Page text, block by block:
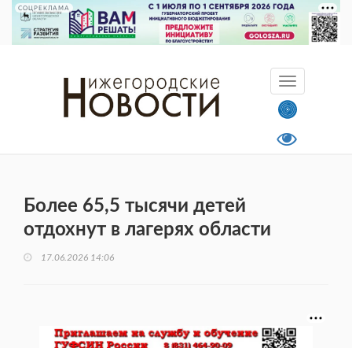
СОЦРЕКЛАМА
Более 65,5 тысячи детей
отдохнут в лагерях области
17.06.2026 14:06